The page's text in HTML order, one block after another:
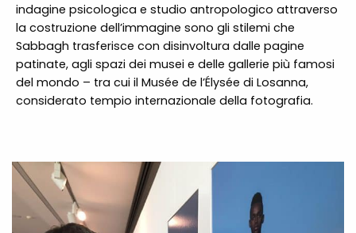
indagine psicologica e studio antropologico attraverso
la costruzione dell’immagine sono gli stilemi che
Sabbagh trasferisce con disinvoltura dalle pagine
patinate, agli spazi dei musei e delle gallerie più famosi
del mondo – tra cui il Musée de l’Élysée di Losanna,
considerato tempio internazionale della fotografia.